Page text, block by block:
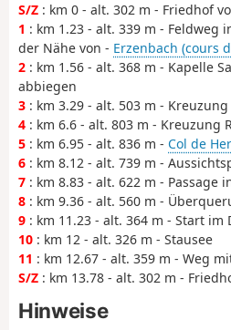
S/Z : km 0 - alt. 302 m - Friedhof
1 : km 1.23 - alt. 339 m - Feldweg
der Nähe von - Erzenbach (cours
2 : km 1.56 - alt. 368 m - Kapelle
abbiegen
3 : km 3.29 - alt. 503 m -
4 : km 6.6 - alt. 803 m - Kreuzung
5 : km 6.95 - alt. 836 m - Col de
6 : km 8.12 - alt. 739 m -
7 : km 8.83 - alt. 622 m - Passage
8 : km 9.36 - alt. 560 m -
9 : km 11.23 - alt. 364 m - Start im
10 : km 12 - alt. 326 m - Stausee
11 : km 12.67 - alt. 359 m - Weg
S/Z : km 13.78 - alt. 302 m -
Hinweise